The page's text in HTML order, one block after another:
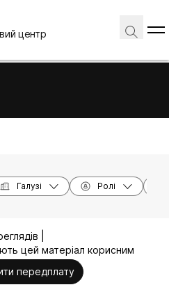
центр
Галузі Ролі
|
цей матеріал корисним
передплату